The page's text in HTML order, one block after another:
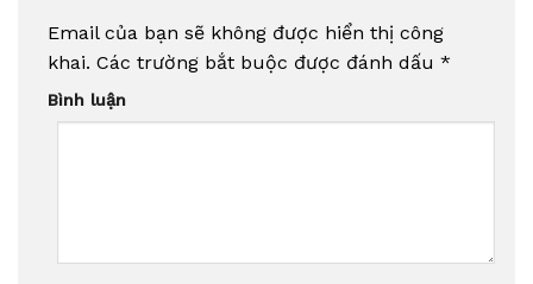
Email của bạn sẽ không được hiển thị công
khai. Các trường bắt buộc được đánh dấu *
Bình luận